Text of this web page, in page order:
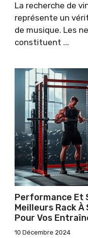
La recherche de
représente un
de musique. Les
constituent ...
Performance Et
Meilleurs Rack
Pour Vos
10 Décembre 2024